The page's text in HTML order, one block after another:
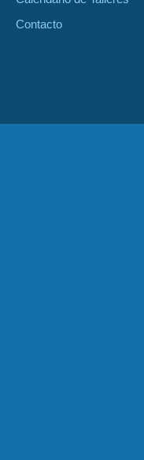
Contacto